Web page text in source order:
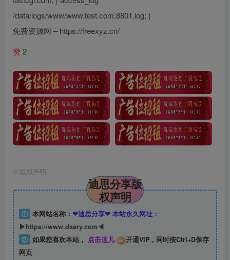
/data/logs/www/www.test.com.8801.log; }
免费资源网 – https://freexyz.cn/
赞2
© 版权声明
迪思分享版
权声明
① 本网站名称： ❤迪思分享❤ 本站永久网址：
▶https://www.dsary.com◀
② 如果您喜欢本站， 点击这儿
开通VIP，同时按Ctrl+D保存
网页